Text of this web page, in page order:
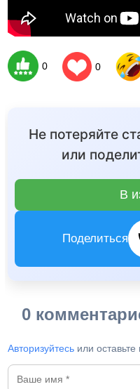
0 0
Не потеряйте
или
В
Поделиться
0
Авторизуйтесь или